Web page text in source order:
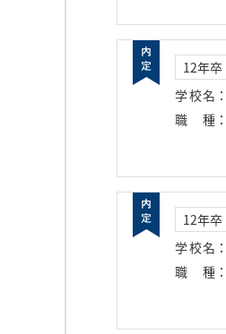
12年卒
学校名 ：
職種 ：
12年卒
学校名 ：
職種 ：